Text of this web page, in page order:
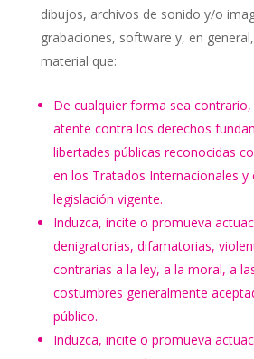
dibujos, archivos de sonido y/o
grabaciones, software y, en
material que:
De cualquier forma sea
atente contra los derechos
libertades públicas reconocidas
en los Tratados Internacionales y
legislación vigente.
Induzca, incite o promueva
denigratorias, difamatorias,
contrarias a la ley, a la moral, a
costumbres generalmente
público.
Induzca, incite o promueva